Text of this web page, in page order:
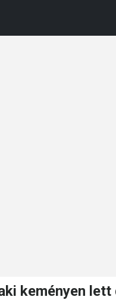
keményen lett